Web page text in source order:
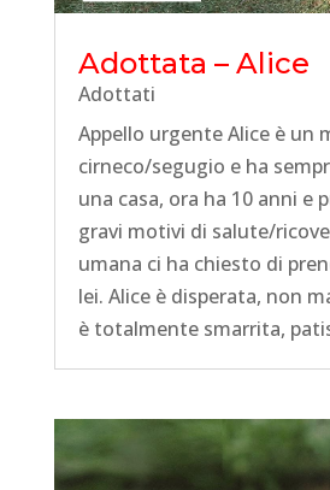
Adottata – Alice
Adottati
Appello urgente Alice è un
cirneco/segugio e ha
una casa, ora ha 10 anni e
gravi motivi di salute/
umana ci ha chiesto di
lei. Alice è disperata, non
è totalmente smarrita,